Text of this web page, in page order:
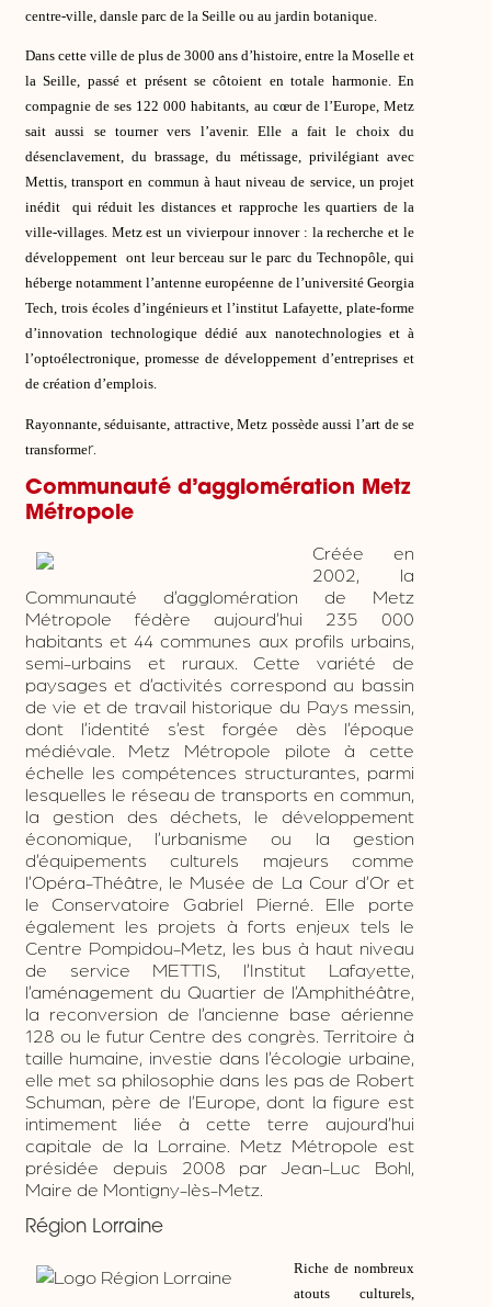
centre-ville, dansle parc de la Seille ou au jardin botanique.
Dans cette ville de plus de 3000 ans d’histoire, entre la Moselle et
la Seille, passé et présent se côtoient en totale harmonie. En
compagnie de ses 122 000 habitants, au cœur de l’Europe, Metz
sait aussi se tourner vers l’avenir. Elle a fait le choix du
désenclavement, du brassage, du métissage, privilégiant avec
Mettis, transport en commun à haut niveau de service, un projet
inédit qui réduit les distances et rapproche les quartiers de la
ville-villages. Metz est un vivierpour innover : la recherche et le
développement ont leur berceau sur le parc du Technopôle, qui
héberge notamment l’antenne européenne de l’université Georgia
Tech, trois écoles d’ingénieurs et l’institut Lafayette, plate-forme
d’innovation technologique dédié aux nanotechnologies et à
l’optoélectronique, promesse de développement d’entreprises et
de création d’emplois.
Rayonnante, séduisante, attractive, Metz possède aussi l’art de se
transformer.
Communauté d’agglomération Metz
Métropole
Créée en
2002, la
Communauté d’agglomération de Metz
Métropole fédère aujourd’hui 235 000
habitants et 44 communes aux profils urbains,
semi-urbains et ruraux. Cette variété de
paysages et d’activités correspond au bassin
de vie et de travail historique du Pays messin,
dont l’identité s’est forgée dès l’époque
médiévale. Metz Métropole pilote à cette
échelle les compétences structurantes, parmi
lesquelles le réseau de transports en commun,
la gestion des déchets, le développement
économique, l’urbanisme ou la gestion
d’équipements culturels majeurs comme
l’Opéra-Théâtre, le Musée de La Cour d’Or et
le Conservatoire Gabriel Pierné. Elle porte
également les projets à forts enjeux tels le
Centre Pompidou-Metz, les bus à haut niveau
de service METTIS, l’Institut Lafayette,
l’aménagement du Quartier de l’Amphithéâtre,
la reconversion de l’ancienne base aérienne
128 ou le futur Centre des congrès. Territoire à
taille humaine, investie dans l’écologie urbaine,
elle met sa philosophie dans les pas de Robert
Schuman, père de l’Europe, dont la figure est
intimement liée à cette terre aujourd’hui
capitale de la Lorraine. Metz Métropole est
présidée depuis 2008 par Jean-Luc Bohl,
Maire de Montigny-lès-Metz.
Région Lorraine
Riche de nombreux
atouts culturels,